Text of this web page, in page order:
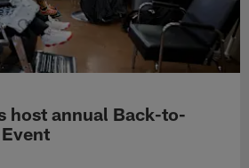
host annual Back-to-